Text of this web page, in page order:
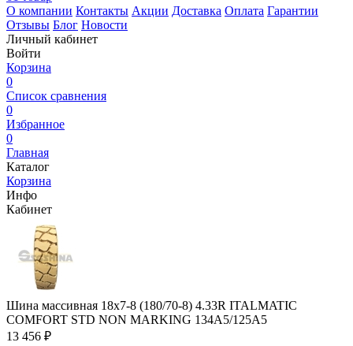
О компании Контакты Акции Доставка Оплата Гарантии
Отзывы Блог Новости
Личный кабинет
Войти
Корзина
0
Список сравнения
0
Избранное
0
Главная
Каталог
Корзина
Инфо
Кабинет
Шина массивная 18x7-8 (180/70-8) 4.33R ITALMATIC
COMFORT STD NON MARKING 134A5/125A5
13 456 ₽